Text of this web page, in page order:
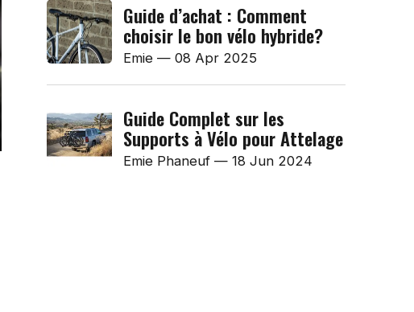
Guide d’achat : Comment
choisir le bon vélo hybride?
Emie— 08 Apr 2025
Guide Complet sur les
Supports à Vélo pour Attelage
Emie Phaneuf— 18 Jun 2024